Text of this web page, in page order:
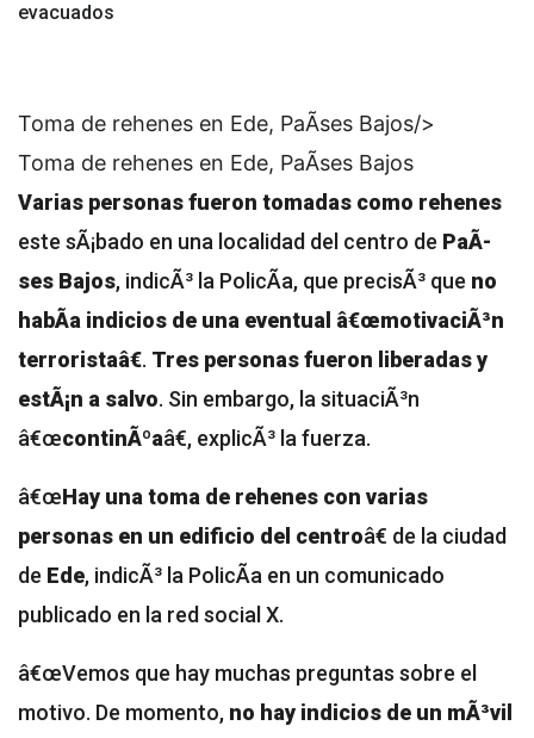
evacuados
Toma de rehenes en Ede, PaÃ­ses Bajos/>
Toma de rehenes en Ede, PaÃ­ses Bajos
Varias personas fueron tomadas como rehenes
este sÃ¡bado en una localidad del centro de PaÃ­
ses Bajos, indicÃ³ la PolicÃ­a, que precisÃ³ que no
habÃ­a indicios de una eventual â€œmotivaciÃ³n
terroristaâ€. Tres personas fueron liberadas y
estÃ¡n a salvo. Sin embargo, la situaciÃ³n
â€œcontinÃºaâ€, explicÃ³ la fuerza.
â€œHay una toma de rehenes con varias
personas en un edificio del centroâ€ de la ciudad
de Ede, indicÃ³ la PolicÃ­a en un comunicado
publicado en la red social X.
â€œVemos que hay muchas preguntas sobre el
motivo. De momento, no hay indicios de un mÃ³vil